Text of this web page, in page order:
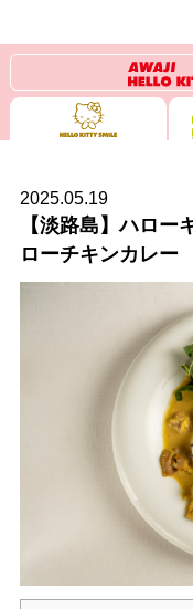
2025.05.19
【淡路島】ハロー
ローチキンカレー